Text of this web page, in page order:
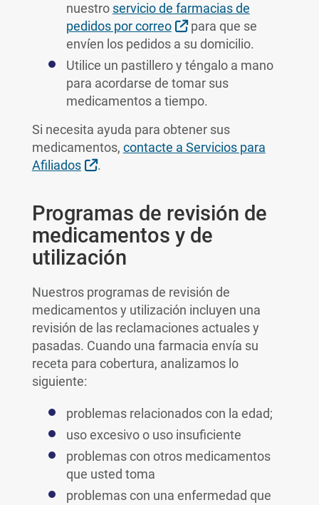
nuestro servicio de farmacias de
pedidos por correo
Sitio Externo
para que se
envíen los pedidos a su domicilio.
Utilice un pastillero y téngalo a mano
para acordarse de tomar sus
medicamentos a tiempo.
Si necesita ayuda para obtener sus
medicamentos, contacte a Servicios para
Afiliados
Sitio Externo
.
Programas de revisión de
medicamentos y de
utilización
Nuestros programas de revisión de
medicamentos y utilización incluyen una
revisión de las reclamaciones actuales y
pasadas. Cuando una farmacia envía su
receta para cobertura, analizamos lo
siguiente:
problemas relacionados con la edad;
uso excesivo o uso insuficiente
problemas con otros medicamentos
que usted toma
problemas con una enfermedad que